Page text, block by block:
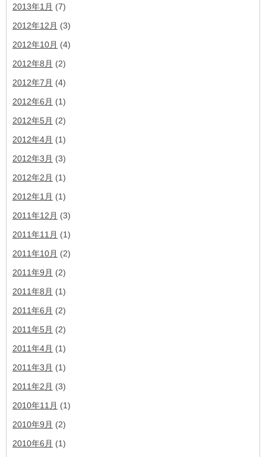
2013年1月 (7)
2012年12月 (3)
2012年10月 (4)
2012年8月 (2)
2012年7月 (4)
2012年6月 (1)
2012年5月 (2)
2012年4月 (1)
2012年3月 (3)
2012年2月 (1)
2012年1月 (1)
2011年12月 (3)
2011年11月 (1)
2011年10月 (2)
2011年9月 (2)
2011年8月 (1)
2011年6月 (2)
2011年5月 (2)
2011年4月 (1)
2011年3月 (1)
2011年2月 (3)
2010年11月 (1)
2010年9月 (2)
2010年6月 (1)